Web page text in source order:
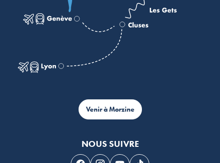
Venir à Morzine
NOUS SUIVRE